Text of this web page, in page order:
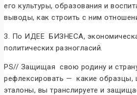
его культуры, образования и
выводы, как строить с ним
3. По ИДЕЕ БИЗНЕСА,
политических разногласий.
PS// Защищая свою родину и
рефлексировать — какие образцы,
эталоны, вы транслируете и